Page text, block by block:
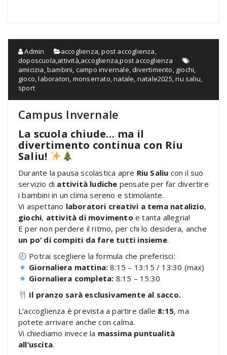
Admin
accoglienza, post accoglienza,
doposcuola,attività,accoglienza,post accoglienza
amicizia,bambini, campo invernale,divertimento, giochi,
gioco,laboratori, monserrato,natale, natale2025,riu saliu,
sport
Campus Invernale
La scuola chiude… ma il
divertimento continua con Riu
Saliu!
Durante la pausa scolastica apre Riu Saliu con il suo
servizio di attività ludiche pensate per far divertire
i bambini in un clima sereno e stimolante.
Vi aspettano laboratori creativi a tema natalizio,
giochi, attività di movimento e tanta allegria!
E per non perdere il ritmo, per chi lo desidera, anche
un po’ di compiti da fare tutti insieme.
Potrai scegliere la formula che preferisci:
Giornaliera mattina: 8:15 – 13:15 / 13:30 (max)
Giornaliera completa: 8:15 – 15:30
Il pranzo sarà esclusivamente al sacco.
L’accoglienza è prevista a partire dalle 8:15, ma
potete arrivare anche con calma.
Vi chiediamo invece la massima puntualità
all’uscita.